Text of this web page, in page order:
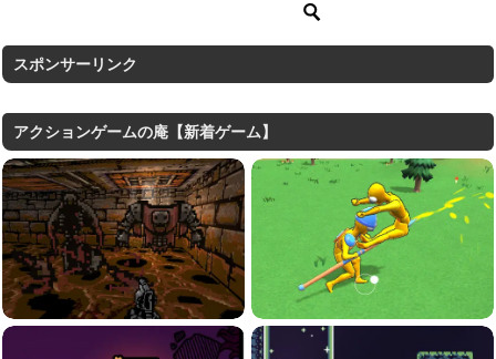
スポンサーリンク
アクションゲームの庵【新着ゲーム】